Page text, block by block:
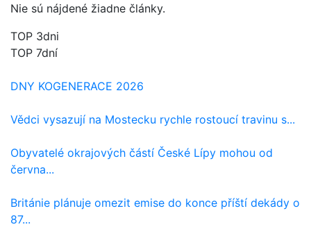
Nie sú nájdené žiadne články.
TOP 3dni
TOP 7dní
DNY KOGENERACE 2026
Vědci vysazují na Mostecku rychle rostoucí travinu s...
Obyvatelé okrajových částí České Lípy mohou od
června...
Británie plánuje omezit emise do konce příští dekády o
87...